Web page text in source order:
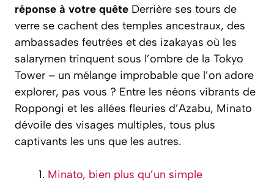
réponse à votre quête Derrière ses tours de
verre se cachent des temples ancestraux, des
ambassades feutrées et des izakayas où les
salarymen trinquent sous l’ombre de la Tokyo
Tower – un mélange improbable que l’on adore
explorer, pas vous ? Entre les néons vibrants de
Roppongi et les allées fleuries d’Azabu, Minato
dévoile des visages multiples, tous plus
captivants les uns que les autres.
Minato, bien plus qu’un simple